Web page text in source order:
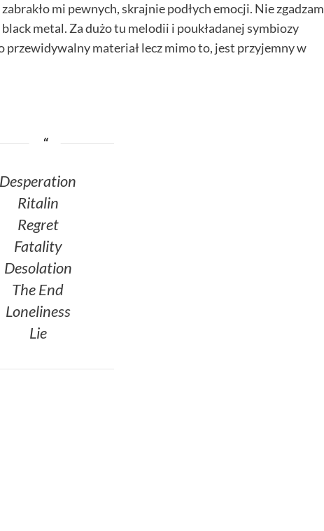
mi pewnych, skrajnie podłych emocji. Nie zgadzam
metal. Za dużo tu melodii i poukładanej symbiozy
przewidywalny materiał lecz mimo to, jest przyjemny w
Desperation
Ritalin
Regret
Fatality
Desolation
The End
Loneliness
Lie